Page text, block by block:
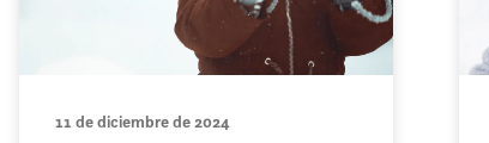
11 de diciembre de 2024